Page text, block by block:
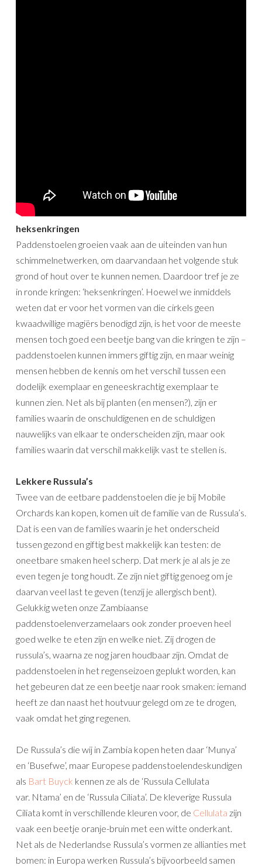
heksenkringen
Paddenstoelen groeien vaak aan de uiteinden van hun
schimmelnetwerken, om daarvandaan het volgende stuk
grond of hout over te kunnen nemen. Daardoor tref je ze
in ronde kringen: ‘heksenkringen’. Hoewel we inmiddels
weten dat er voor het vormen van die cirkels geen
kwaadwillige magiërs benodigd zijn, is het voor de meeste
mensen toch goed een beetje bang van die kringen te zijn –
paddenstoelen kunnen immers giftig zijn, en maar weinig
mensen hebben de kennis om het verschil tussen een
dodelijk exemplaar en geneeskrachtig exemplaar te
kunnen zien. Net als bij planten (en mensen?), zijn er
families waarin de onschuldigenen en de schuldigen
nauwelijks van elkaar te onderscheiden zijn, maar ook
families waarin dat verschil makkelijk vast te stellen is.
Lekkere Russula’s
Twee van de eetbare paddenstoelen die je bij Mobile
Orchards kan kopen, komen uit de familie van de Russula’s.
Dat is een van de families waarin je het onderscheid
tussen gezond en giftig best makkelijk kan testen: de
oneetbare smaken heel scherp. Dat merk je al als je ze
even tegen je tong houdt. Ze zijn niet giftig genoeg om je
daarvan veel last te geven (tenzij je allergisch bent).
Gelukkig weten onze Zambiaanse
paddenstoelenverzamelaars ook zonder proeven heel
goed welke te eten zijn en welke niet. Zij drogen de
russula’s, waarna ze nog jaren houdbaar zijn. Omdat de
paddenstoelen in het regenseizoen geplukt worden, kan
het gebeuren dat ze een beetje naar rook smaken: iemand
heeft ze dan naast het houtvuur gelegd om ze te drogen,
vaak omdat het ging regenen.
De Russula’s die wij in Zambia kopen heten daar ‘Munya’
en ‘Busefwe’, maar Europese paddenstoelendeskundigen
als Bart Buyck kennen ze als de ‘Russula Cellulata
var. Ntama’ en de ‘Russula Ciliata’. De kleverige Russula
Ciliata komt in verschillende kleuren voor, de Cellulata zijn
vaak een beetje oranje-bruin met een witte onderkant.
Net als de Nederlandse Russula’s vormen ze allianties met
bomen: in Europa werken Russula’s bijvoorbeeld samen